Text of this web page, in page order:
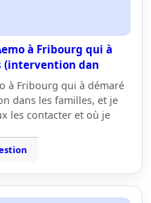
à Fribourg qui à
(intervention dan
à Fribourg qui à démaré
dans les familles, et je
les contacter et où je